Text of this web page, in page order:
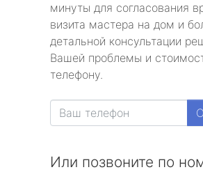
минуты для согласования
визита мастера на дом и
детальной консультации
Вашей проблемы и
телефону.
Или позвоните по